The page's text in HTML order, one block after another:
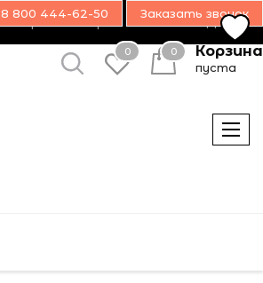
Возврат товара Наш блог Дилерам
0 0 Корзина
пуста
8 800 444-62-50 Заказать звонок